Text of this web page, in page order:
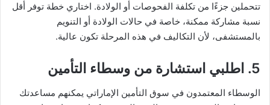
تتحملين جزءًا من تكلفة الفحوصات أو الولادة. اختاري خطة توفر أقل
نسبة مشاركة ممكنة، خاصة في حالات الولادة أو التنويم
بالمستشفى، لأن التكاليف في هذه المرحلة تكون عالية.
5. اطلبي استشارة من وسطاء التأمين
الوسطاء المعتمدون في سوق التأمين الإماراتي يمكنهم مساعدتك